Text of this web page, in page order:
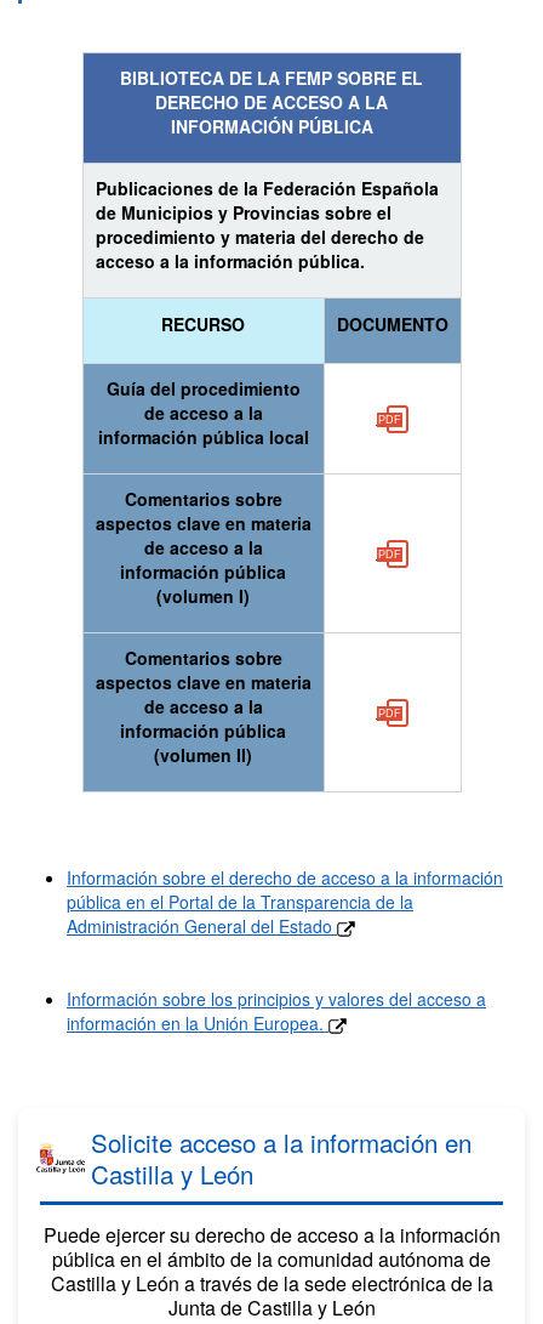
BIBLIOTECA DE LA FEMP SOBRE EL
DERECHO DE ACCESO A LA
INFORMACIÓN PÚBLICA
Publicaciones de la Federación Española
de Municipios y Provincias sobre el
procedimiento y materia del derecho de
acceso a la información pública.
RECURSO DOCUMENTO
Guía del procedimiento
de acceso a la
información pública local
Comentarios sobre
aspectos clave en materia
de acceso a la
información pública
(volumen I)
Comentarios sobre
aspectos clave en materia
de acceso a la
información pública
(volumen II)
Información sobre el derecho de acceso a la información
pública en el Portal de la Transparencia de la
Administración General del Estado
Información sobre los principios y valores del acceso a
información en la Unión Europea.
Solicite acceso a la información en
Castilla y León
Puede ejercer su derecho de acceso a la información
pública en el ámbito de la comunidad autónoma de
Castilla y León a través de la sede electrónica de la
Junta de Castilla y León